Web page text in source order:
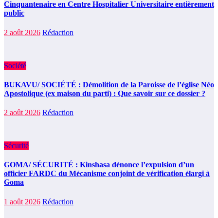
Cinquantenaire en Centre Hospitalier Universitaire entièrement
public
2 août 2026 Rédaction
Société
BUKAVU/ SOCIÉTÉ : Démolition de la Paroisse de l’église Néo
Apostolique (ex maison du parti) : Que savoir sur ce dossier ?
2 août 2026 Rédaction
Sécurité
GOMA/ SÉCURITÉ : Kinshasa dénonce l’expulsion d’un
officier FARDC du Mécanisme conjoint de vérification élargi à
Goma
1 août 2026 Rédaction